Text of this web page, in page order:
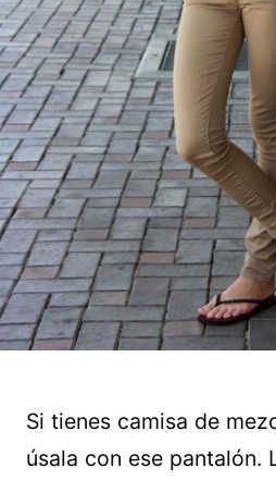
Si tienes camisa de
úsala con ese pantalón.